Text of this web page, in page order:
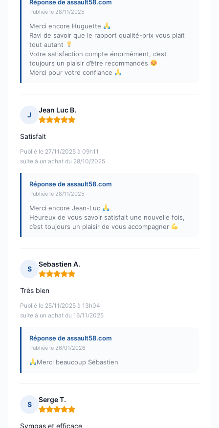
Réponse de assault58.com
Publiée le 28/11/2025
Merci encore Huguette
Ravi de savoir que le rapport qualité-prix vous plaît
tout autant
Votre satisfaction compte énormément, c’est
toujours un plaisir d’être recommandés
Merci pour votre confiance
J
Jean Luc B.
Note : 5 sur 5
Publié le 27/11/2025 à 09h11
suite à un achat du 28/10/2025
Satisfait
Réponse de assault58.com
Publiée le 28/11/2025
Merci encore Jean-Luc
Heureux de vous savoir satisfait une nouvelle fois,
c’est toujours un plaisir de vous accompagner
S
Sebastien A.
Note : 5 sur 5
Publié le 25/11/2025 à 13h04
suite à un achat du 16/11/2025
Très bien
Réponse de assault58.com
Publiée le 26/01/2026
Merci beaucoup Sébastien
S
Serge T.
Note : 5 sur 5
Sympas et efficace